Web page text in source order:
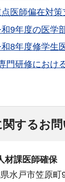
医師偏在対
9年度の医学
8年度修学生
門研修におけ
するお
材課医師確保
水戸市笠原町